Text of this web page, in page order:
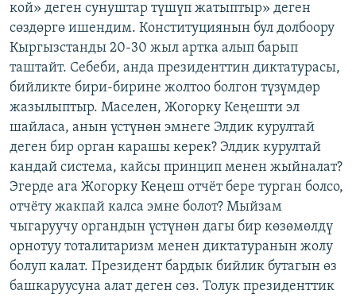
кой» деген сунуштар түшүп жатыптыр» деген
сөздөргө ишендим. Конституциянын бул долбоору
Кыргызстанды 20-30 жыл артка алып барып
таштайт. Себеби, анда президенттин диктатурасы,
бийликте бири-бирине жолтоо болгон түзүмдөр
жазылыптыр. Маселен, Жогорку Кеңешти эл
шайласа, анын үстүнөн эмнеге Элдик курултай
деген бир орган карашы керек? Элдик курултай
кандай система, кайсы принцип менен жыйналат?
Эгерде ага Жогорку Кеңеш отчёт бере турган болсо,
отчёту жакпай калса эмне болот? Мыйзам
чыгаруучу органдын үстүнөн дагы бир көзөмөлдү
орнотуу тоталитаризм менен диктатуранын жолу
болуп калат. Президент бардык бийлик бутагын өз
башкаруусуна алат деген сөз. Толук президенттик